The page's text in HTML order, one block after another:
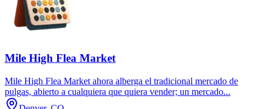
Mile High Flea Market
Mile High Flea Market ahora alberga el tradicional mercado de
pulgas, abierto a cualquiera que quiera vender; un mercado...